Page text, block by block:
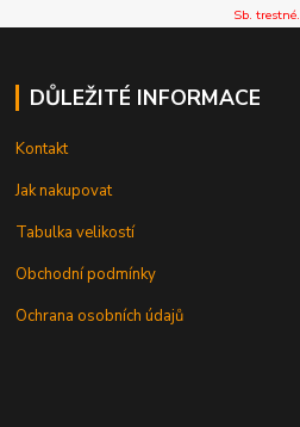
Sb. trestné.
DŮLEŽITÉ INFORMACE
Kontakt
Jak nakupovat
Tabulka velikostí
Obchodní podmínky
Ochrana osobních údajů